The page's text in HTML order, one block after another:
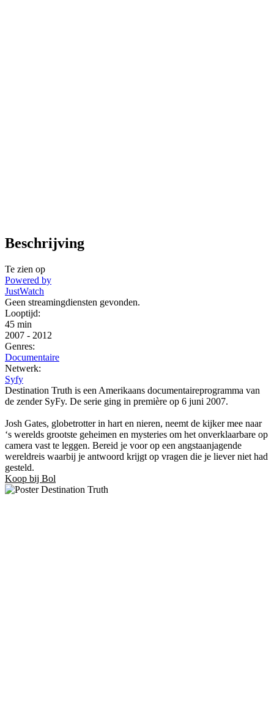
Beschrijving
Te zien op
Powered by
JustWatch
Geen streamingdiensten gevonden.
Looptijd:
45 min
2007 - 2012
Genres:
Documentaire
Netwerk:
Syfy
Destination Truth is een Amerikaans documentaireprogramma van
de zender SyFy. De serie ging in première op 6 juni 2007.
Josh Gates, globetrotter in hart en nieren, neemt de kijker mee naar
‘s werelds grootste geheimen en mysteries om het onverklaarbare op
camera vast te leggen. Bereid je voor op een angstaanjagende
wereldreis waarbij je antwoord krijgt op vragen die je liever niet had
gesteld.
Koop bij Bol